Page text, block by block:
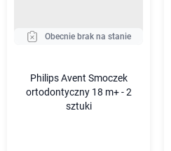
Obecnie brak na stanie
Philips Avent Smoczek
ortodontyczny 18 m+ - 2
sztuki